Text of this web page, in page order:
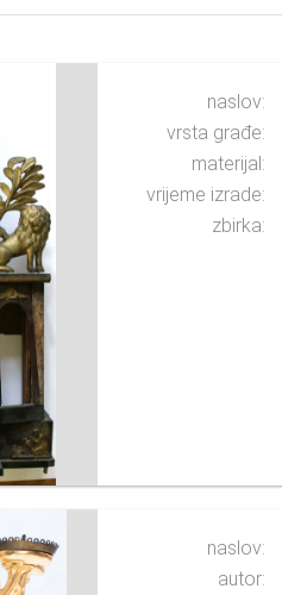
naslov:
vrsta građe:
materijal:
vrijeme izrade:
zbirka:
naslov:
autor: